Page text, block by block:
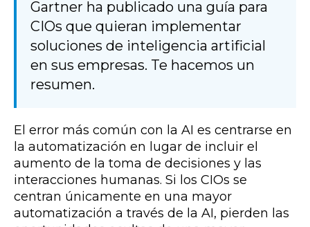
Gartner ha publicado una guía para
CIOs que quieran implementar
soluciones de inteligencia artificial
en sus empresas. Te hacemos un
resumen.
El error más común con la AI es centrarse en
la automatización en lugar de incluir el
aumento de la toma de decisiones y las
interacciones humanas. Si los CIOs se
centran únicamente en una mayor
automatización a través de la AI, pierden las